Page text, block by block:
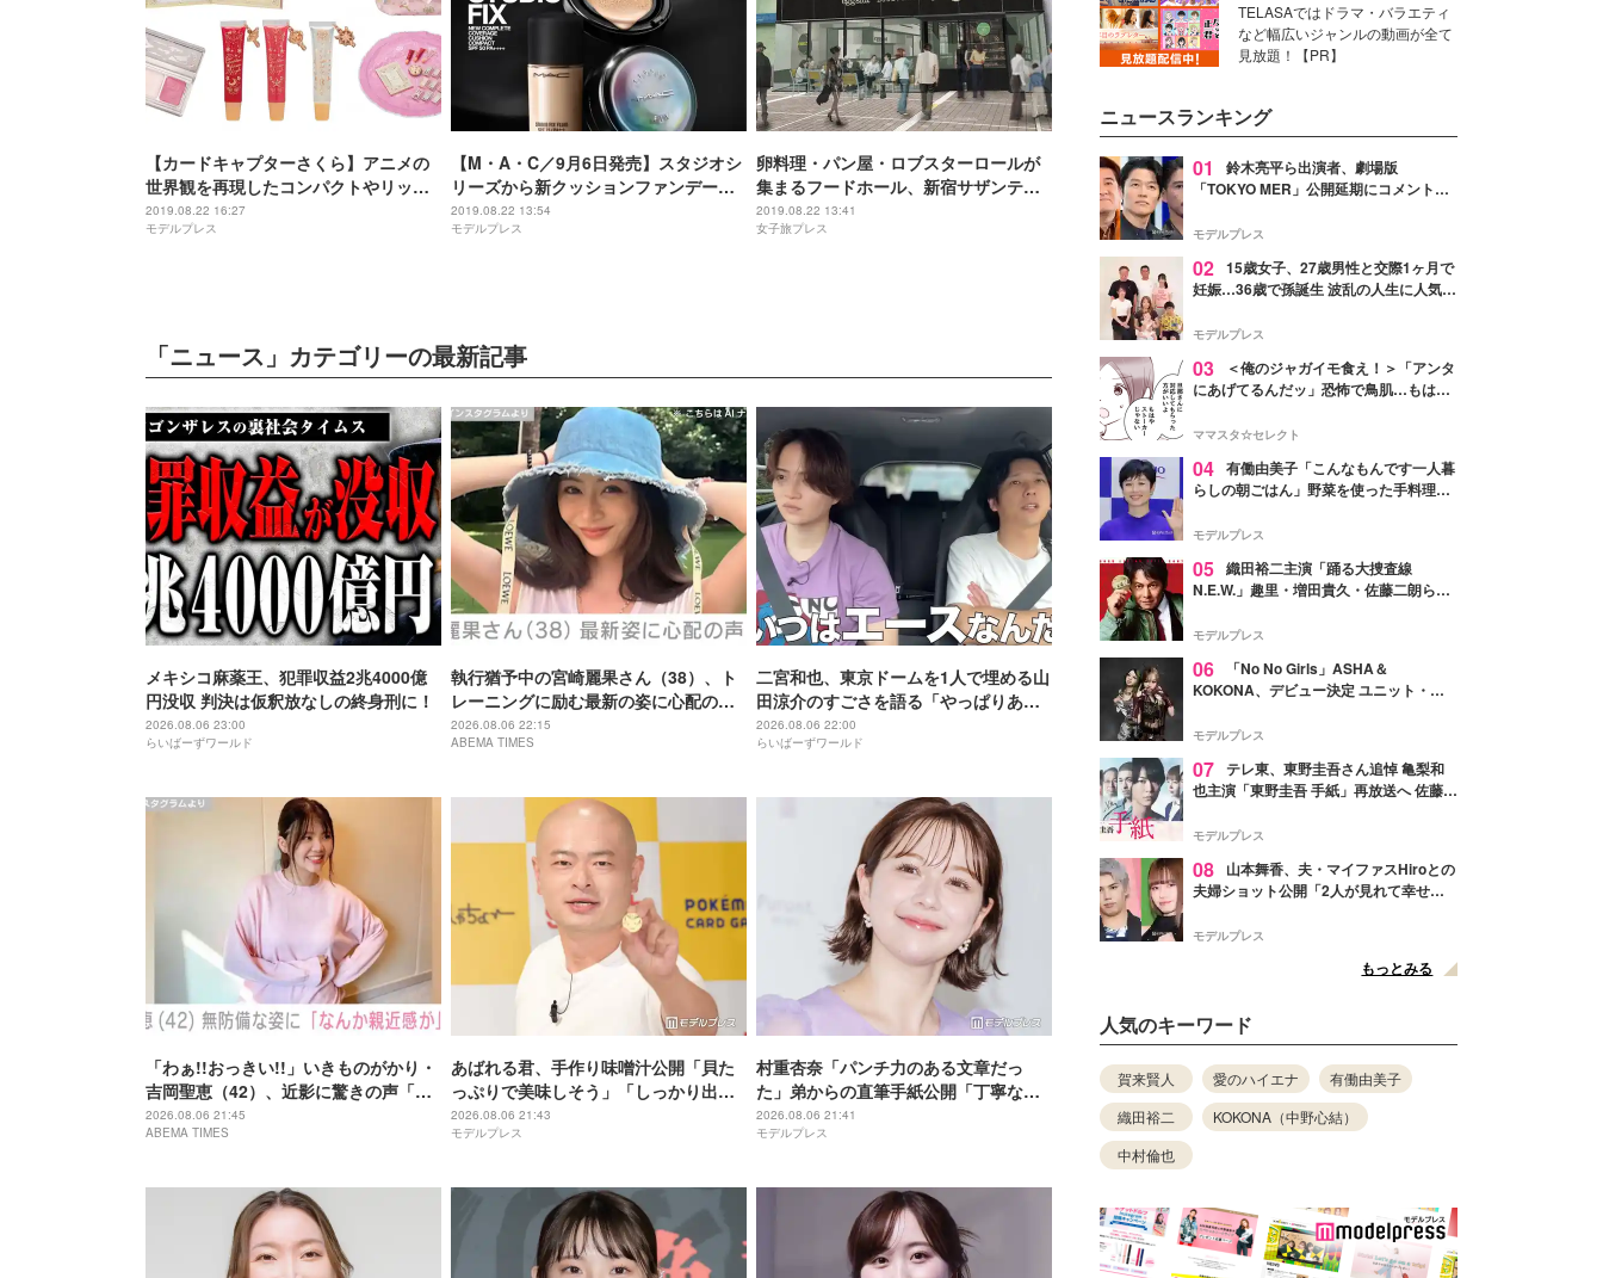
【カードキャプターさくら】アニメの
世界観を再現したコンパクトやリップ
グロス3種など｜9月21日発売
2019.08.22 16:27
モデルプレス
【M・A・C／9月6日発売】スタジオシ
リーズから新クッションファンデーシ
ョンが登場
2019.08.22 13:54
モデルプレス
卵料理・パン屋・ロブスターロールが
集まるフードホール、新宿サザンテラ
スにOPEN
2019.08.22 13:41
女子旅プレス
「ニュース」カテゴリーの最新記事
メキシコ麻薬王、犯罪収益2兆4000億
円没収 判決は仮釈放なしの終身刑に！
2026.08.06 23:00
らいばーずワールド
執行猶予中の宮崎麗果さん（38）、ト
レーニングに励む最新の姿に心配の声
「痩せ過ぎ」「なんだか痛々しい…」
2026.08.06 22:15
ABEMA TIMES
二宮和也、東京ドームを1人で埋める山
田涼介のすごさを語る「やっぱりあい
つはエース」
2026.08.06 22:00
らいばーずワールド
「わぁ!!おっきい!!」いきものがかり・
吉岡聖恵（42）、近影に驚きの声「な
にこれ…大好き」「なんか親近感が」
2026.08.06 21:45
ABEMA TIMES
あばれる君、手作り味噌汁公開「貝た
っぷりで美味しそう」「しっかり出汁
が出てそう」の声
2026.08.06 21:43
モデルプレス
村重杏奈「パンチ力のある文章だっ
た」弟からの直筆手紙公開「丁寧な
字」「読みやすい」と反響
2026.08.06 21:41
モデルプレス
TELASAではドラマ・バラエティ
など幅広いジャンルの動画が全て
見放題！【PR】
ニュースランキング
01
鈴木亮平ら出演者、劇場版
「TOKYO MER」公開延期にコメント
最大の敬意とエールを」
モデルプレス
02 15歳女子、27歳男性と交際1ヶ月で
妊娠…36歳で孫誕生 波乱の人生に人気タ
よ！」
モデルプレス
03
＜俺のジャガイモ食え！＞「アンタ
にあげてるんだッ」恐怖で鳥肌…もはや
ママスタ☆セレクト
04 有働由美子「こんなもんです一人暮
らしの朝ごはん」野菜を使った手料理公
そう」と反響
モデルプレス
05 織田裕二主演「踊る大捜査線
N.E.W.」趣里・増田貴久・佐藤二朗ら新
徴する“謎のキーワード”も
モデルプレス
06
「No No Girls」ASHA＆
KOKONA、デビュー決定 ユニット・
リリースへ
モデルプレス
07 テレ東、東野圭吾さん追悼 亀梨和
也主演「東野圭吾 手紙」再放送へ 佐藤隆
モデルプレス
08
山本舞香、夫・マイファスHiroとの
夫婦ショット公開「2人が見れて幸せ」
モデルプレス
もっとみる
人気のキーワード
賀来賢人 愛のハイエナ
有働由美子
織田裕二
KOKONA（中野心結）
中村倫也